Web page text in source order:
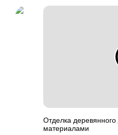
Отделка
материалами